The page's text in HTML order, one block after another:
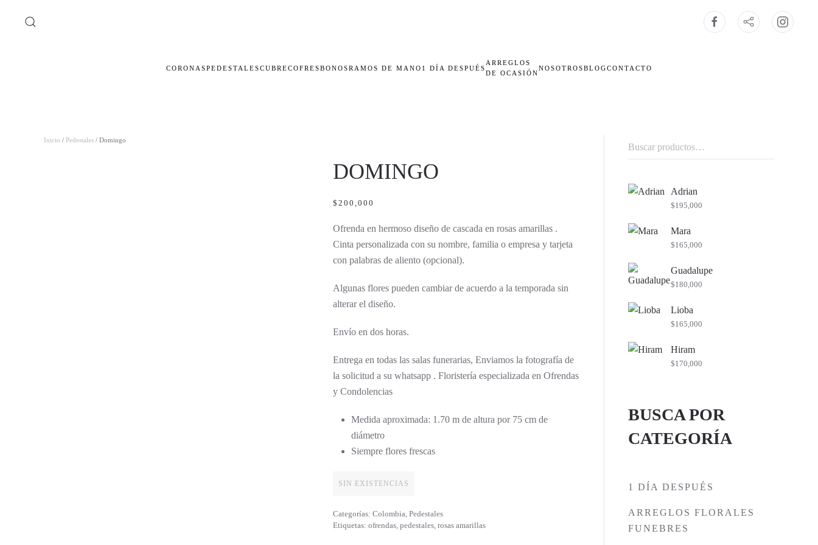
Ir al contenido principal
CORONASPEDESTALESCUBRECOFRESBONOSRAMOS DE MANO 1 DÍA DESPUÉS
ARREGLOS
DE OCASIÓN
NOSOTROSBLOGCONTACTO
Inicio / Pedestales / Domingo
DOMINGO
$ 200,000
Ofrenda en hermoso diseño de cascada en rosas amarillas .
Cinta personalizada con su nombre, familia o empresa y tarjeta
con palabras de aliento (opcional).
Algunas flores pueden cambiar de acuerdo a la temporada sin
alterar el diseño.
Envío en dos horas.
Entrega en todas las salas funerarias, Enviamos la fotografía de
la solicitud a su whatsapp . Floristería especializada en Ofrendas
y Condolencias
Medida aproximada: 1.70 m de altura por 75 cm de
diámetro
Siempre flores frescas
SIN EXISTENCIAS
Categorías: Colombia, Pedestales
Etiquetas: ofrendas, pedestales, rosas amarillas
Buscar
por:
Adrian
$195,000
Mara
$165,000
Guadalupe
$180,000
Lioba
$165,000
Hiram
$170,000
BUSCA POR
CATEGORÍA
1 DÍA DESPUÉS
ARREGLOS FLORALES
FUNEBRES